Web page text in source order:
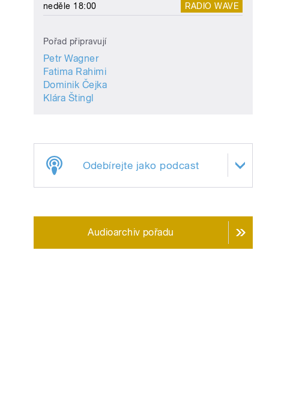
neděle 18:00 RADIO WAVE
Pořad připravují
Petr Wagner
Fatima Rahimi
Dominik Čejka
Klára Štingl
Odebírejte jako podcast
Audioarchiv pořadu